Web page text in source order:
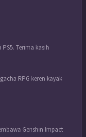
Terima kasih
RPG keren kayak
Genshin Impact